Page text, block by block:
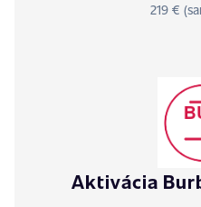
219 €
Aktivácia